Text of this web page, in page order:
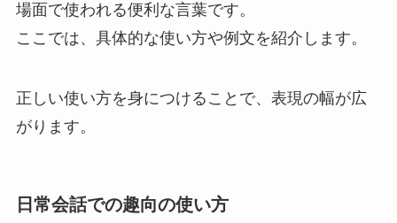
場面で使われる便利な言葉です。
ここでは、具体的な使い方や例文を紹介します。
正しい使い方を身につけることで、表現の幅が広
がります。
日常会話での趣向の使い方